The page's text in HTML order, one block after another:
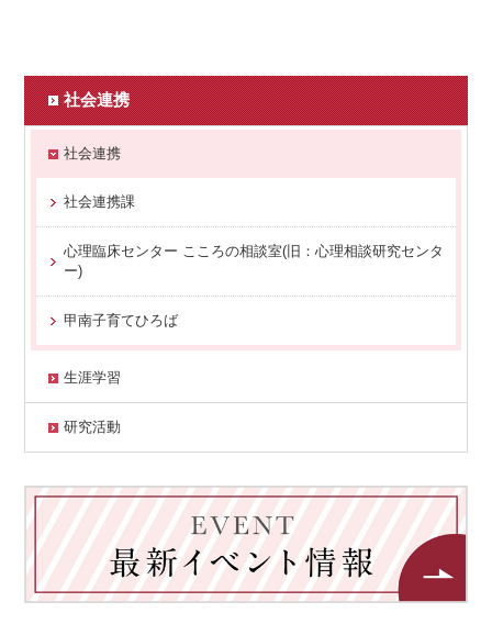
社会連携
社会連携
社会連携課
心理臨床センター こころの相談室(旧：心理相談研究センタ
ー)
甲南子育てひろば
生涯学習
研究活動